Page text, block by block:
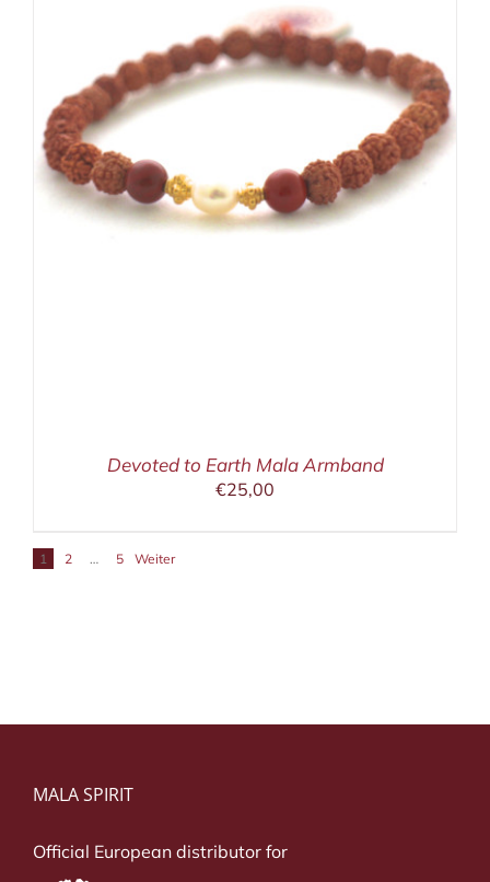
Devoted to Earth Mala Armband
€25,00
1 2 … 5 Weiter
MALA SPIRIT
Official European distributor for